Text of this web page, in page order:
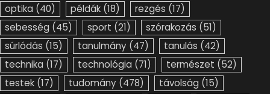
optika (40) példák (18) rezgés (17)
sebesség (45) sport (21) szórakozás (51)
súrlódás (15) tanulmány (47) tanulás (42)
technika (17) technológia (71) természet (52)
testek (17) tudomány (478) távolság (15)